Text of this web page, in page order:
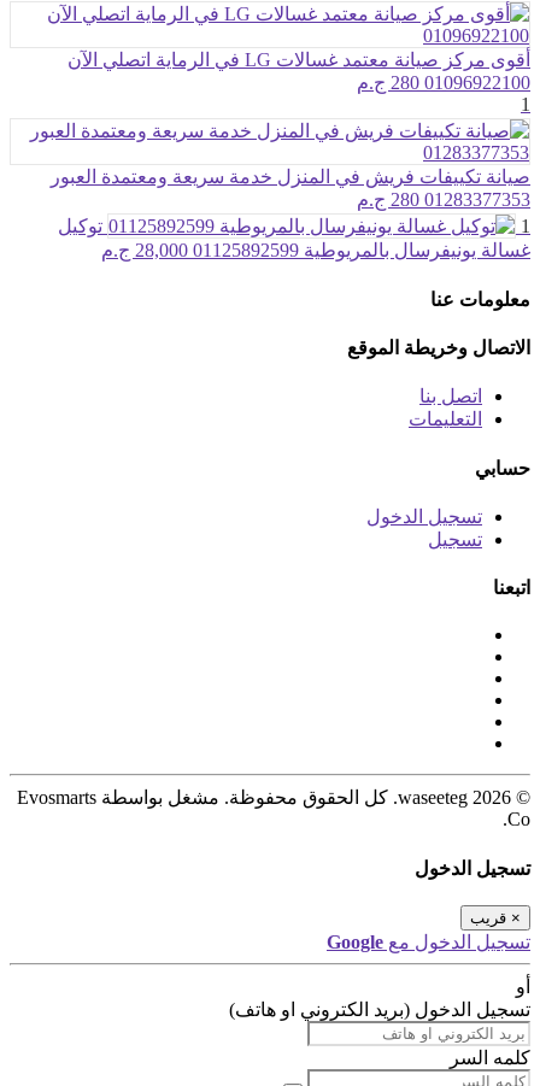
أقوى مركز صيانة معتمد غسالات LG في الرماية اتصلي الآن
01096922100 280 ج.م
1
صيانة تكييفات فريش في المنزل خدمة سريعة ومعتمدة العبور
01283377353 280 ج.م
1
توكيل
غسالة يونيفرسال بالمريوطية 01125892599
28,000 ج.م
معلومات عنا
الاتصال وخريطة الموقع
اتصل بنا
التعليمات
حسابي
تسجيل الدخول
تسجيل
اتبعنا
© 2026 waseeteg. كل الحقوق محفوظة. مشغل بواسطة Evosmarts
Co.
تسجيل الدخول
× قريب
تسجيل الدخول مع Google
أو
تسجيل الدخول (بريد الكتروني او هاتف)
كلمه السر